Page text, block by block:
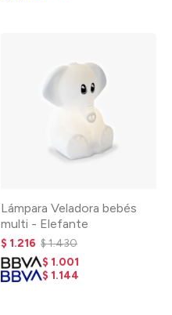
Lámpara Veladora bebés
multi - Elefante
$ 1.216 $1.430
$ 1.001
$ 1.144